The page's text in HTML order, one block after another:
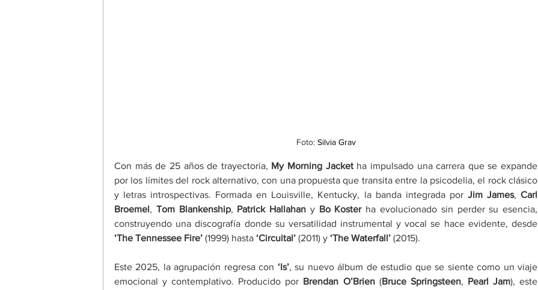
Foto: Silvia Grav
Con más de 25 años de trayectoria, My Morning Jacket ha impulsado una carrera que se expande
por los límites del rock alternativo, con una propuesta que transita entre la psicodelia, el rock clásico
y letras introspectivas. Formada en Louisville, Kentucky, la banda integrada por Jim James, Carl
Broemel, Tom Blankenship, Patrick Hallahan y Bo Koster ha evolucionado sin perder su esencia,
‘The Tennessee Fire’ (1999) hasta ‘Circuital’ (2011) y ‘The Waterfall’ (2015).
Este 2025, la agrupación regresa con ‘Is’, su nuevo álbum de estudio que se siente como un viaje
emocional y contemplativo. Producido por Brendan O’Brien (Bruce Springsteen, Pearl Jam), este